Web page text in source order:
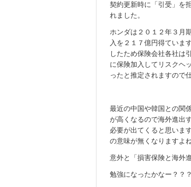
契約更新時に「引受」を
れました。
ホンダは２０１２年３月
入を２１７億円得ていま
したため保険会社各社は
に保険加入してリスクヘ
ったと推定されますので
最近の中国や韓国との関
が高くなるので海外進出
必要が出てくると思いま
の意味が無くなりますよね
意外と「損害保険と海外
勉強になったかなー？？？